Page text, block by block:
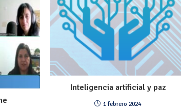
Inteligencia artificial y paz
1 febrero 2024